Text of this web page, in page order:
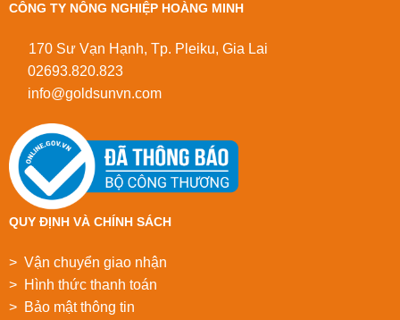
CÔNG TY NÔNG NGHIỆP HOÀNG MINH
170 Sư Vạn Hạnh, Tp. Pleiku, Gia Lai
02693.820.823
info@goldsunvn.com
QUY ĐỊNH VÀ CHÍNH SÁCH
> Vận chuyển giao nhận
> Hình thức thanh toán
> Bảo mật thông tin